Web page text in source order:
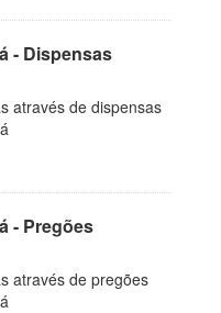
- Dispensas
através de dispensas
- Pregões
através de pregões